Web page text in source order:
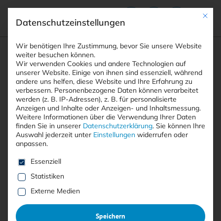
Suchfeld
Suchen
Breadcrumb-Navigation
STARTSEITE
WEBINARE
KEYNOTE: MANAGED SECURITY SERVICES: …
Mit <kes>+ lesen
Keynote: Managed Security
Services: Sicherheit im
digitalen Zeitalter
Mit
Datenschutzeinstellungen
Wir benötigen Ihre Zustimmung, bevor Sie unsere Website
weiter besuchen können.
Wir verwenden Cookies und andere Technologien auf
unserer Website. Einige von ihnen sind essenziell, während
andere uns helfen, diese Website und Ihre Erfahrung zu
verbessern. Personenbezogene Daten können verarbeitet
werden (z. B. IP-Adressen), z. B. für personalisierte
Anzeigen und Inhalte oder Anzeigen- und Inhaltsmessung.
Weitere Informationen über die Verwendung Ihrer Daten
finden Sie in unserer Datenschutzerklärung. Sie können Ihre
Auswahl jederzeit unter Einstellungen widerrufen oder
anpassen.
Es folgt eine Liste der Service-Gruppen, für die eine
Essenziell
Statistiken
Externe Medien
Speichern